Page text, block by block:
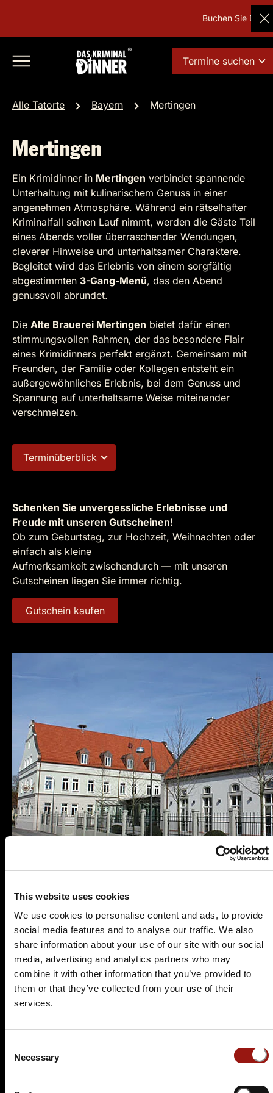
This website uses cookies
We use cookies to personalise content and ads, to provide
social media features and to analyse our traffic. We also
share information about your use of our site with our social
media, advertising and analytics partners who may
combine it with other information that you’ve provided to
them or that they’ve collected from your use of their
services.
Selection
Necessary
Buchen Sie
Termine suchen
Alle Tatorte Bayern Mertingen
Mertingen
Ein Krimidinner in Mertingen verbindet spannende
Unterhaltung mit kulinarischem Genuss in einer
angenehmen Atmosphäre. Während ein rätselhafter
Kriminalfall seinen Lauf nimmt, werden die Gäste Teil
eines Abends voller überraschender Wendungen,
cleverer Hinweise und unterhaltsamer Charaktere.
Begleitet wird das Erlebnis von einem sorgfältig
abgestimmten 3-Gang-Menü, das den Abend
genussvoll abrundet.
Die Alte Brauerei Mertingen bietet dafür einen
stimmungsvollen Rahmen, der das besondere Flair
eines Krimidinners perfekt ergänzt. Gemeinsam mit
Freunden, der Familie oder Kollegen entsteht ein
außergewöhnliches Erlebnis, bei dem Genuss und
Spannung auf unterhaltsame Weise miteinander
verschmelzen.
Terminüberblick
Schenken Sie unvergessliche Erlebnisse und
Freude mit unseren Gutscheinen!
Ob zum Geburtstag, zur Hochzeit, Weihnachten oder
einfach als kleine
Aufmerksamkeit zwischendurch — mit unseren
Gutscheinen liegen Sie immer richtig.
Gutschein kaufen
Terminüberblick
FR.
12.03.2027 19:00 Uhr